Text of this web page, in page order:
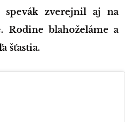
spevák zverejnil aj na
Rodine blahoželáme a
šťastia.